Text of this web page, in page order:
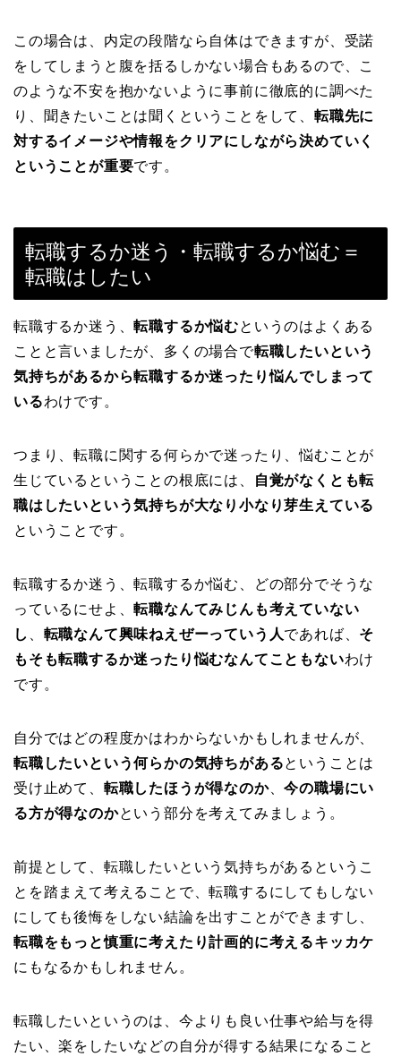
この場合は、内定の段階なら自体はできますが、受諾
をしてしまうと腹を括るしかない場合もあるので、こ
のような不安を抱かないように事前に徹底的に調べた
り、聞きたいことは聞くということをして、 転職先に
対するイメージや情報をクリアにしながら決めていく
ということが重要です。
転職するか迷う・転職するか悩む＝
転職はしたい
転職するか迷う、転職するか悩むというのはよくある
ことと言いましたが、多くの場合で転職したいという
気持ちがあるから転職するか迷ったり悩んでしまって
いるわけです。
つまり、転職に関する何らかで迷ったり、悩むことが
生じているということの根底には、
自覚がなくとも転
職はしたいという気持ちが大なり小なり芽生えている
ということです。
転職するか迷う、転職するか悩む、どの部分でそうな
っているにせよ、転職なんてみじんも考えていない
し
転職なんて興味ねえぜーっていう人であれば、 そ
もそも転職するか迷ったり悩むなんてこともないわけ
です。
自分ではどの程度かはわからないかもしれませんが、
転職したいという何らかの気持ちがあるということは
受け止めて、 転職したほうが得なのか、今の職場にい
る方が得なのかという部分を考えてみましょう。
前提として、転職したいという気持ちがあるというこ
とを踏まえて考えることで、転職するにしてもしない
にしても後悔をしない結論を出すことができますし、
転職をもっと慎重に考えたり計画的に考えるキッカケ
にもなるかもしれません。
転職したいというのは、今よりも良い仕事や給与を得
たい、楽をしたいなどの自分が得する結果になること